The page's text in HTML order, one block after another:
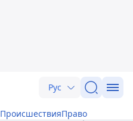
Рус
ПроисшествияПраво